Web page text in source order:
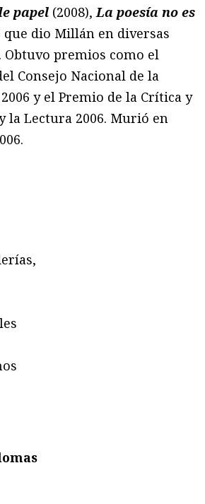
papel (2008), La poesía no es
dio Millán en diversas
Obtuvo premios como el
Consejo Nacional de la
y el Premio de la Crítica y
la Lectura 2006. Murió en